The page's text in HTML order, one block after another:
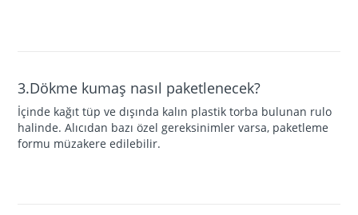
3.Dökme kumaş nasıl paketlenecek?
İçinde kağıt tüp ve dışında kalın plastik torba bulunan rulo
halinde. Alıcıdan bazı özel gereksinimler varsa, paketleme
formu müzakere edilebilir.